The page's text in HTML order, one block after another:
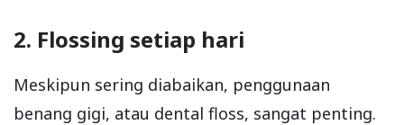
2. Flossing setiap hari
Meskipun sering diabaikan, penggunaan
benang gigi, atau dental floss, sangat penting.